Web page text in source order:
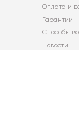
Оплата и
Гарантии
Способы
Новости